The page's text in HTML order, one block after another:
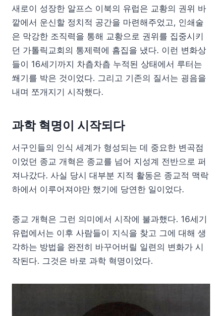
새로이 성장한 알프스 이북의 유럽은 교황의 권위 바
깥에서 운신할 정치적 공간을 마련해주었고, 인쇄술
은 막강한 조직력을 통해 교황으로 권위를 집중시키
던 가톨릭교회의 통제력에 흠집을 냈다. 이런 변화상
들이 16세기까지 차츰차츰 누적된 상태에서 루터는
쐐기를 박은 것이었다. 그리고 기존의 질서는 굉음을
내며 쪼개지기 시작했다.
과학 혁명이 시작되다
서구인들의 인식 세계가 형성되는 데 중요한 변곡점
이었던 종교 개혁은 종교를 넘어 지성계 전반으로 퍼
져나갔다. 사실 당시 대부분 지적 활동은 종교적 맥락
하에서 이루어져야만 했기에 당연한 일이었다.
종교 개혁은 그런 의미에서 시작에 불과했다. 16세기
유럽에서는 이후 사람들이 지식을 찾고 그에 대해 생
각하는 방법을 완전히 바꾸어버릴 일련의 변화가 시
작된다. 그것은 바로 과학 혁명이었다.